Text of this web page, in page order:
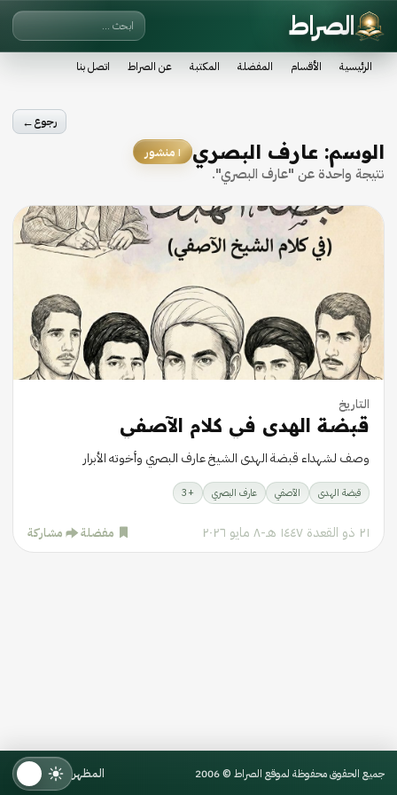
الصراط
الرئيسية الأقسام المفضلة المكتبة عن الصراط اتصل بنا
رجوع←
الوسم: عارف البصري ١ منشور
نتيجة واحدة عن "عارف البصري".
التاريخ
قبضة الهدى في كلام الآصفي
وصف لشهداء قبضة الهدى الشيخ عارف البصري وأخوته الأبرار
قبضة الهدى الآصفي عارف البصري +
3
٢١ ذو القعدة ١٤٤٧ هـ -٨ مايو ٢٠٢٦ مفضلة مشاركة
جميع الحقوق محفوظة لموقع الصراط © 2006 المظهر